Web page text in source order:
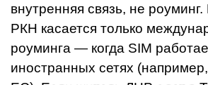
внутренняя связь, не
РКН касается только
роуминга — когда SIM
иностранных сетях